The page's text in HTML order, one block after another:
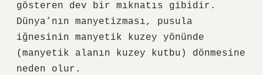
gösteren dev bir mıknatıs gibidir.
Dünya’nın manyetizması, pusula
iğnesinin manyetik kuzey yönünde
(manyetik alanın kuzey kutbu) dönmesine
neden olur.